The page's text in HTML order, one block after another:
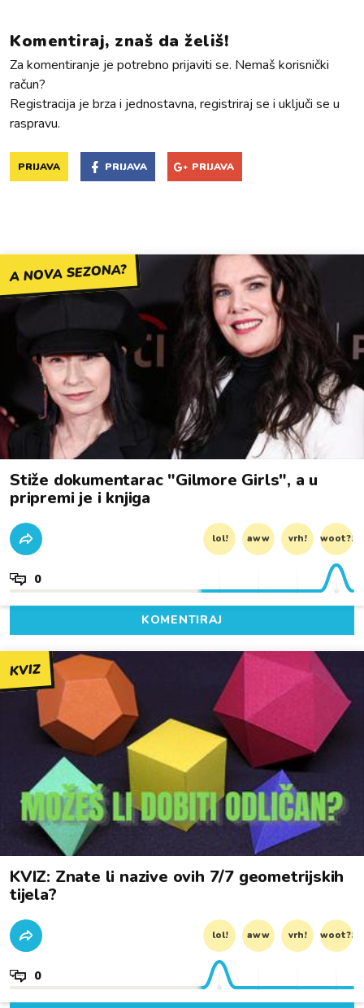
Komentiraj, znaš da želiš!
Za komentiranje je potrebno prijaviti se. Nemaš korisnički
račun?
Registracija je brza i jednostavna, registriraj se i uključi se u
raspravu.
PRIJAVA PRIJAVA PRIJAVA
A NOVA SEZONA?
Stiže dokumentarac "Gilmore Girls", a u
pripremi je i knjiga
lol! aww vrh! woot?!
0
KOMENTIRAJ
KVIZ
KVIZ: Znate li nazive ovih 7/7 geometrijskih
tijela?
lol! aww vrh! woot?!
0